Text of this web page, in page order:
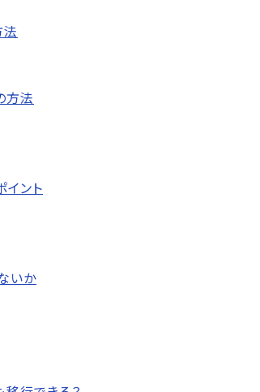
法
方法
イント
いか